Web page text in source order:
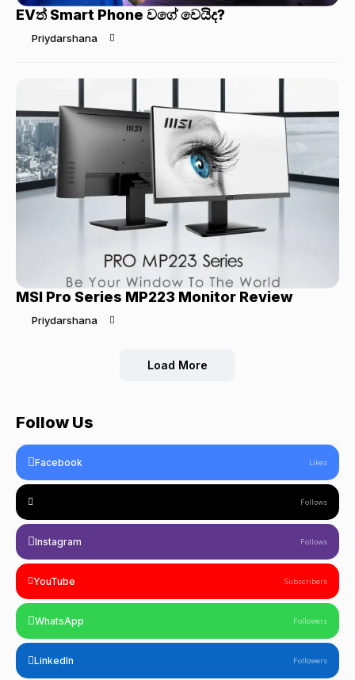
EVත් Smart Phone වගේ වෙයිද?
Priydarshana
MSI Pro Series MP223 Monitor Review
Priydarshana
Load More
Follow Us
Facebook Likes
Follows
Instagram Follows
YouTube Subscribers
WhatsApp Followers
LinkedIn Followers